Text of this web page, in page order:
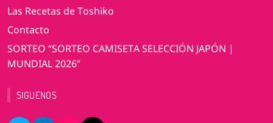
Las Recetas de Toshiko
Contacto
SORTEO “SORTEO CAMISETA SELECCIÓN JAPÓN |
MUNDIAL 2026”
SIGUENOS